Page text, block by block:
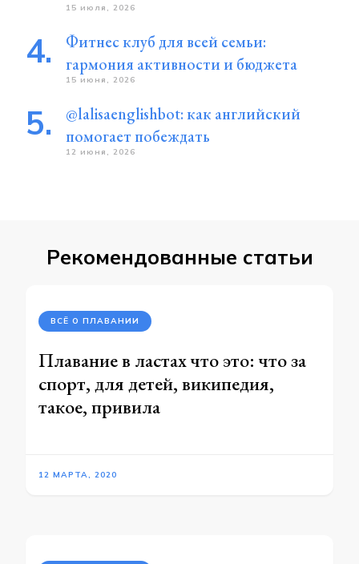
15 июля, 2026
Фитнес клуб для всей семьи:
гармония активности и бюджета
15 июня, 2026
@lalisaenglishbot: как английский
помогает побеждать
12 июня, 2026
Рекомендованные статьи
ВСЁ О ПЛАВАНИИ
Плавание в ластах что это: что за
спорт, для детей, википедия,
такое, привила
12 МАРТА, 2020